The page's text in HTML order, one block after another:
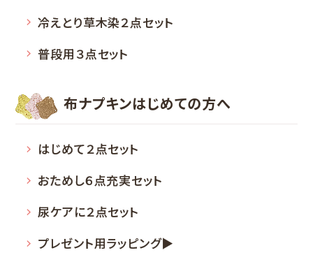
冷えとり草木染２点セット
普段用３点セット
布ナプキンはじめての方へ
はじめて２点セット
おためし６点充実セット
尿ケアに２点セット
プレゼント用ラッピング▶